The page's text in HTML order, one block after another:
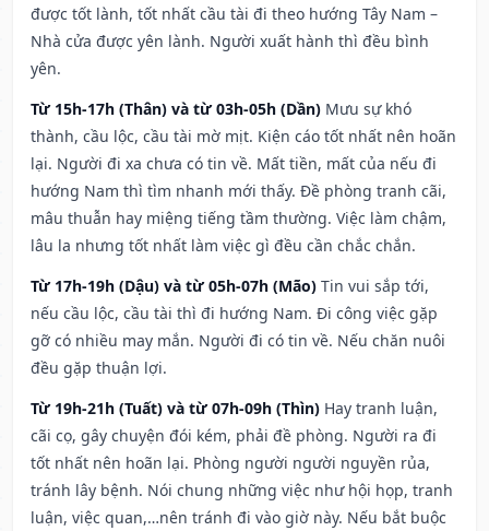
được tốt lành, tốt nhất cầu tài đi theo hướng Tây Nam –
Nhà cửa được yên lành. Người xuất hành thì đều bình
yên.
Từ 15h-17h (Thân) và từ 03h-05h (Dần) Mưu sự khó
thành, cầu lộc, cầu tài mờ mịt. Kiện cáo tốt nhất nên hoãn
lại. Người đi xa chưa có tin về. Mất tiền, mất của nếu đi
hướng Nam thì tìm nhanh mới thấy. Đề phòng tranh cãi,
mâu thuẫn hay miệng tiếng tầm thường. Việc làm chậm,
lâu la nhưng tốt nhất làm việc gì đều cần chắc chắn.
Từ 17h-19h (Dậu) và từ 05h-07h (Mão) Tin vui sắp tới,
nếu cầu lộc, cầu tài thì đi hướng Nam. Đi công việc gặp
gỡ có nhiều may mắn. Người đi có tin về. Nếu chăn nuôi
đều gặp thuận lợi.
Từ 19h-21h (Tuất) và từ 07h-09h (Thìn) Hay tranh luận,
cãi cọ, gây chuyện đói kém, phải đề phòng. Người ra đi
tốt nhất nên hoãn lại. Phòng người người nguyền rủa,
tránh lây bệnh. Nói chung những việc như hội họp, tranh
luận, việc quan,…nên tránh đi vào giờ này. Nếu bắt buộc